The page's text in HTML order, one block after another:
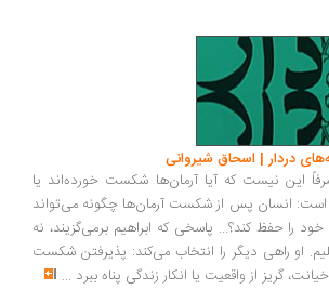
| اسحاق شیروانی
که آیا آرمان‌ها شکست خورده‌اند یا
پس از شکست آرمان‌ها چگونه می‌تواند
کند؟... پاسخی که ابراهیم برمی‌گزیند، نه
دیگر را انتخاب می‌کند: پذیرفتن شکست
از واقعیت یا انکار زندگی پناه ببرد...